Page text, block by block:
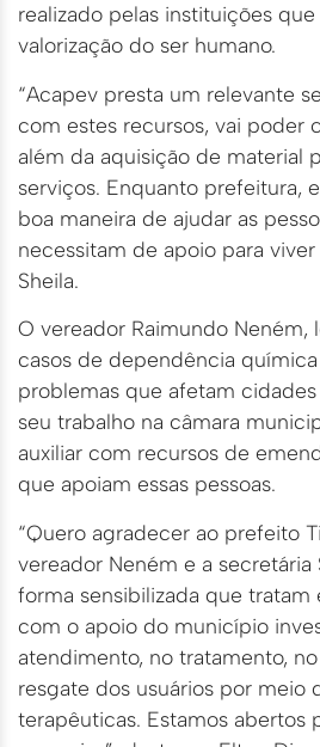
realizado pelas instituições
valorização do ser humano.
“Acapev presta um relevante
com estes recursos, vai poder
além da aquisição de material
serviços. Enquanto prefeitura,
boa maneira de ajudar as
necessitam de apoio para viver
Sheila.
O vereador Raimundo Neném,
casos de dependência
problemas que afetam
seu trabalho na câmara
auxiliar com recursos de
que apoiam essas pessoas.
“Quero agradecer ao prefeito
vereador Neném e a secretária
forma sensibilizada que tratam
com o apoio do município
atendimento, no tratamento,
resgate dos usuários por meio
terapêuticas. Estamos abertos